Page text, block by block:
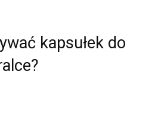
kapsułek do